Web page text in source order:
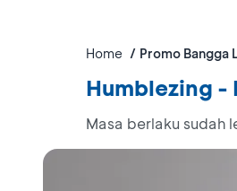
Home Promo Bangga
Humblezing -
Masa berlaku sudah